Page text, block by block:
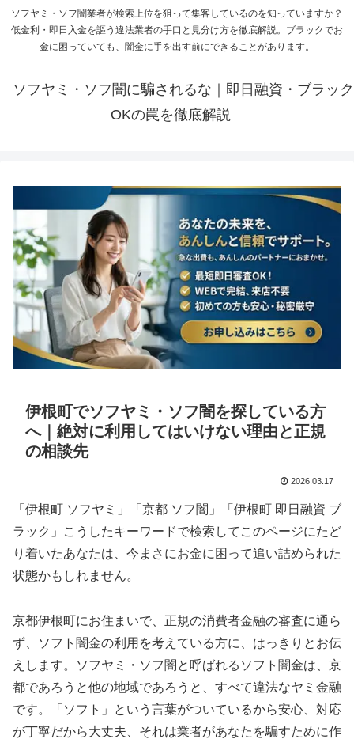
ソフヤミ・ソフ闇業者が検索上位を狙って集客しているのを知っていますか？
低金利・即日入金を謳う違法業者の手口と見分け方を徹底解説。ブラックでお
金に困っていても、闇金に手を出す前にできることがあります。
ソフヤミ・ソフ闇に騙されるな｜即日融資・ブラック
OKの罠を徹底解説
伊根町でソフヤミ・ソフ闇を探している方
へ｜絶対に利用してはいけない理由と正規
の相談先
2026.03.17
「伊根町 ソフヤミ」「京都 ソフ闇」「伊根町 即日融資 ブ
ラック」こうしたキーワードで検索してこのページにたど
り着いたあなたは、今まさにお金に困って追い詰められた
状態かもしれません。
京都伊根町にお住まいで、正規の消費者金融の審査に通ら
ず、ソフト闇金の利用を考えている方に、はっきりとお伝
えします。ソフヤミ・ソフ闇と呼ばれるソフト闇金は、京
都であろうと他の地域であろうと、すべて違法なヤミ金融
です。「ソフト」という言葉がついているから安心、対応
が丁寧だから大丈夫、それは業者があなたを騙すために作